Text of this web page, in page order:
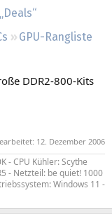
GPU-Rangliste
DDR2-800-Kits
12. Dezember 2006
- CPU Kühler: Scythe
- Netzteil: be quiet! 1000
Windows 11 -